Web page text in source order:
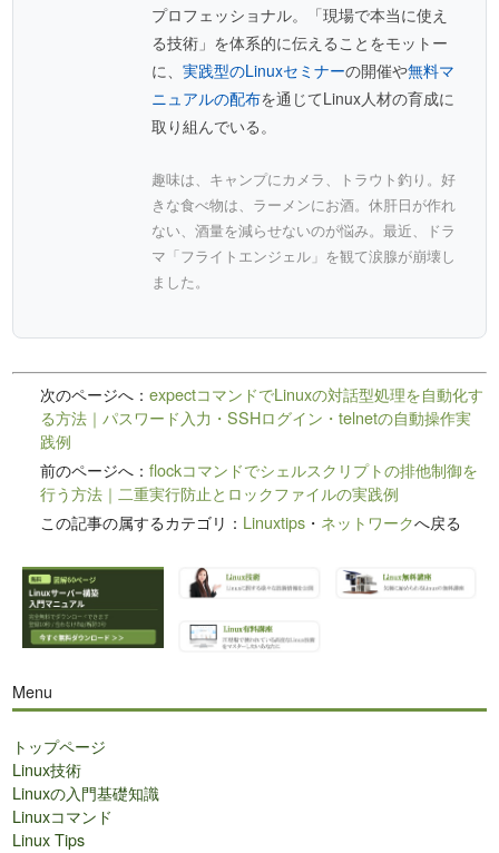
プロフェッショナル。「現場で本当に使え
る技術」を体系的に伝えることをモットー
に、実践型のLinuxセミナーの開催や無料マ
ニュアルの配布を通じてLinux人材の育成に
取り組んでいる。
趣味は、キャンプにカメラ、トラウト釣り。好
きな食べ物は、ラーメンにお酒。休肝日が作れ
ない、酒量を減らせないのが悩み。最近、ドラ
マ「フライトエンジェル」を観て涙腺が崩壊し
ました。
次のページへ：expectコマンドでLinuxの対話型処理を自動化す
る方法｜パスワード入力・SSHログイン・telnetの自動操作実
践例
前のページへ：flockコマンドでシェルスクリプトの排他制御を
行う方法｜二重実行防止とロックファイルの実践例
この記事の属するカテゴリ： Linuxtips ・ ネットワークへ戻る
Menu
トップページ
Linux技術
Linuxの入門基礎知識
Linuxコマンド
Linux Tips